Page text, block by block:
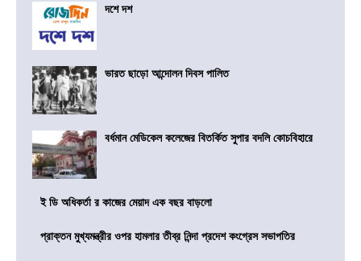
দশে দশ
ভারত ছাড়ো আন্দোলন দিবস পালিত
বর্ধমান মেডিকেল কলেজের বিতর্কিত সুপার বদলি কোচবিহারে
ই ডি অধিকর্তা র কাজের মেয়াদ এক বছর বাড়লো
প্রাক্তন মুখ্যমন্ত্রীর ওপর হামলার তীব্র নিন্দা প্রদেশ কংগ্রেস সভাপতির